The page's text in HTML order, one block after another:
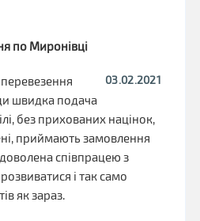
по Миронівці
03.02.2021
швидка подача
без прихованих націнок,
приймають замовлення
співпрацею з
і так само
як зараз.